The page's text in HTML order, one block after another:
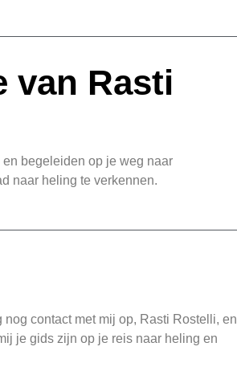
van Rasti
begeleiden op je weg naar
naar heling te verkennen.
contact met mij op, Rasti Rostelli, en
je gids zijn op je reis naar heling en